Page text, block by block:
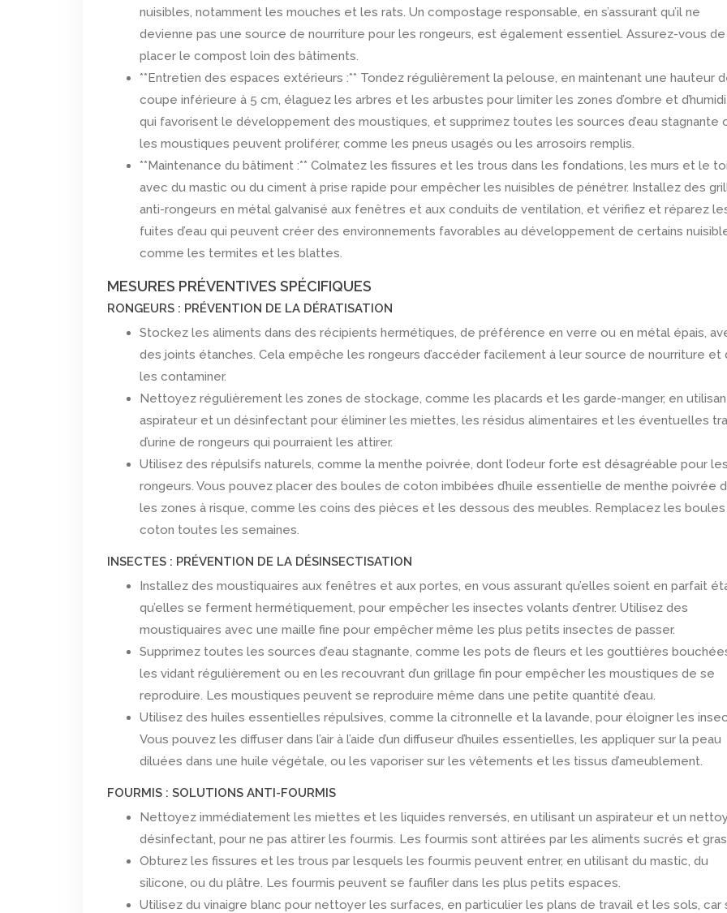
nuisibles, notamment les mouches et les rats. Un compostage responsable, en s’assurant qu’il ne
devienne pas une source de nourriture pour les rongeurs, est également essentiel. Assurez-vous de
placer le compost loin des bâtiments.
**Entretien des espaces extérieurs :** Tondez régulièrement la pelouse, en maintenant une hauteur
coupe inférieure à 5 cm, élaguez les arbres et les arbustes pour limiter les zones d’ombre et
qui favorisent le développement des moustiques, et supprimez toutes les sources d’eau stagnante
les moustiques peuvent proliférer, comme les pneus usagés ou les arrosoirs remplis.
**Maintenance du bâtiment :** Colmatez les fissures et les trous dans les fondations, les murs et le
avec du mastic ou du ciment à prise rapide pour empêcher les nuisibles de pénétrer. Installez des
anti-rongeurs en métal galvanisé aux fenêtres et aux conduits de ventilation, et vérifiez et réparez
fuites d’eau qui peuvent créer des environnements favorables au développement de certains
comme les termites et les blattes.
MESURES PRÉVENTIVES SPÉCIFIQUES
RONGEURS : PRÉVENTION DE LA DÉRATISATION
Stockez les aliments dans des récipients hermétiques, de préférence en verre ou en métal épais,
des joints étanches. Cela empêche les rongeurs d’accéder facilement à leur source de nourriture et
les contaminer.
Nettoyez régulièrement les zones de stockage, comme les placards et les garde-manger, en
aspirateur et un désinfectant pour éliminer les miettes, les résidus alimentaires et les éventuelles
d’urine de rongeurs qui pourraient les attirer.
Utilisez des répulsifs naturels, comme la menthe poivrée, dont l’odeur forte est désagréable pour les
rongeurs. Vous pouvez placer des boules de coton imbibées d’huile essentielle de menthe poivrée
les zones à risque, comme les coins des pièces et les dessous des meubles. Remplacez les
coton toutes les semaines.
INSECTES : PRÉVENTION DE LA DÉSINSECTISATION
Installez des moustiquaires aux fenêtres et aux portes, en vous assurant qu’elles soient en parfait
qu’elles se ferment hermétiquement, pour empêcher les insectes volants d’entrer. Utilisez des
moustiquaires avec une maille fine pour empêcher même les plus petits insectes de passer.
Supprimez toutes les sources d’eau stagnante, comme les pots de fleurs et les gouttières
les vidant régulièrement ou en les recouvrant d’un grillage fin pour empêcher les moustiques de se
reproduire. Les moustiques peuvent se reproduire même dans une petite quantité d’eau.
Utilisez des huiles essentielles répulsives, comme la citronnelle et la lavande, pour éloigner les
Vous pouvez les diffuser dans l’air à l’aide d’un diffuseur d’huiles essentielles, les appliquer sur la peau
diluées dans une huile végétale, ou les vaporiser sur les vêtements et les tissus d’ameublement.
FOURMIS : SOLUTIONS ANTI-FOURMIS
Nettoyez immédiatement les miettes et les liquides renversés, en utilisant un aspirateur et un
désinfectant, pour ne pas attirer les fourmis. Les fourmis sont attirées par les aliments sucrés et
Obturez les fissures et les trous par lesquels les fourmis peuvent entrer, en utilisant du mastic, du
silicone, ou du plâtre. Les fourmis peuvent se faufiler dans les plus petits espaces.
Utilisez du vinaigre blanc pour nettoyer les surfaces, en particulier les plans de travail et les sols, car